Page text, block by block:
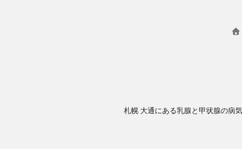
札幌 大通にある乳腺と甲状腺の病